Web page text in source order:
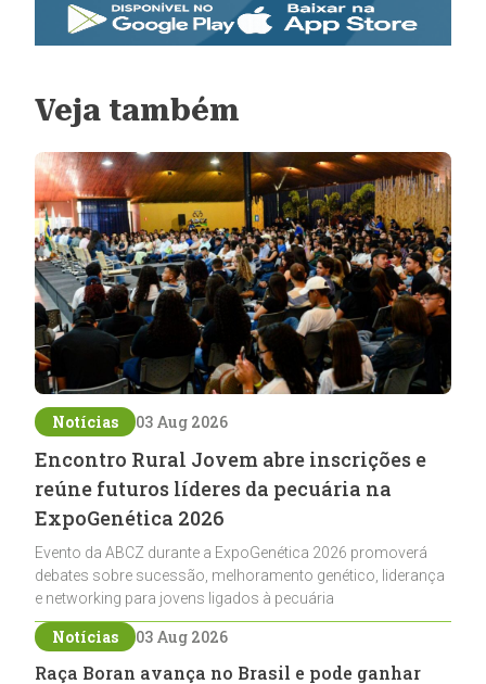
Veja também
Notícias 03 Aug 2026
Encontro Rural Jovem abre inscrições e
reúne futuros líderes da pecuária na
ExpoGenética 2026
Evento da ABCZ durante a ExpoGenética 2026 promoverá
debates sobre sucessão, melhoramento genético, liderança
e networking para jovens ligados à pecuária
Notícias 03 Aug 2026
Raça Boran avança no Brasil e pode ganhar